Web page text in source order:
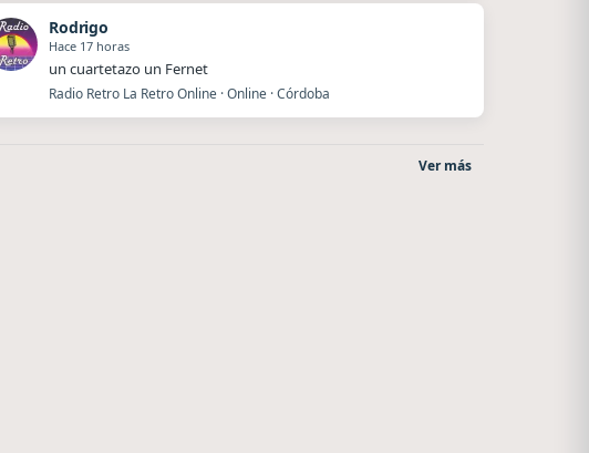
Rodrigo
Hace 17 horas
un cuartetazo un Fernet
Radio Retro La Retro Online · Online · Córdoba
Ver más